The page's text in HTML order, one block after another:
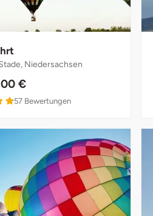
Niedersachsen
€
4.9 von 5
57 Bewertungen